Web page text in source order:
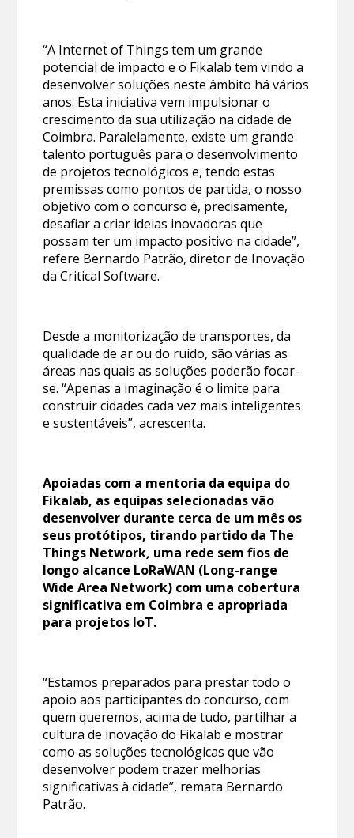
“A Internet of Things tem um grande
potencial de impacto e o Fikalab tem vindo a
desenvolver soluções neste âmbito há vários
anos. Esta iniciativa vem impulsionar o
crescimento da sua utilização na cidade de
Coimbra. Paralelamente, existe um grande
talento português para o desenvolvimento
de projetos tecnológicos e, tendo estas
premissas como pontos de partida, o nosso
objetivo com o concurso é, precisamente,
desafiar a criar ideias inovadoras que
possam ter um impacto positivo na cidade”,
refere Bernardo Patrão, diretor de Inovação
da Critical Software.
Desde a monitorização de transportes, da
qualidade de ar ou do ruído, são várias as
áreas nas quais as soluções poderão focar-
se. “Apenas a imaginação é o limite para
construir cidades cada vez mais inteligentes
e sustentáveis”, acrescenta.
Apoiadas com a mentoria da equipa do
Fikalab, as equipas selecionadas vão
desenvolver durante cerca de um mês os
seus protótipos, tirando partido da The
Things Network, uma rede sem fios de
longo alcance LoRaWAN (Long-range
Wide Area Network) com uma cobertura
significativa em Coimbra e apropriada
para projetos IoT.
“Estamos preparados para prestar todo o
apoio aos participantes do concurso, com
quem queremos, acima de tudo, partilhar a
cultura de inovação do Fikalab e mostrar
como as soluções tecnológicas que vão
desenvolver podem trazer melhorias
significativas à cidade”, remata Bernardo
Patrão.